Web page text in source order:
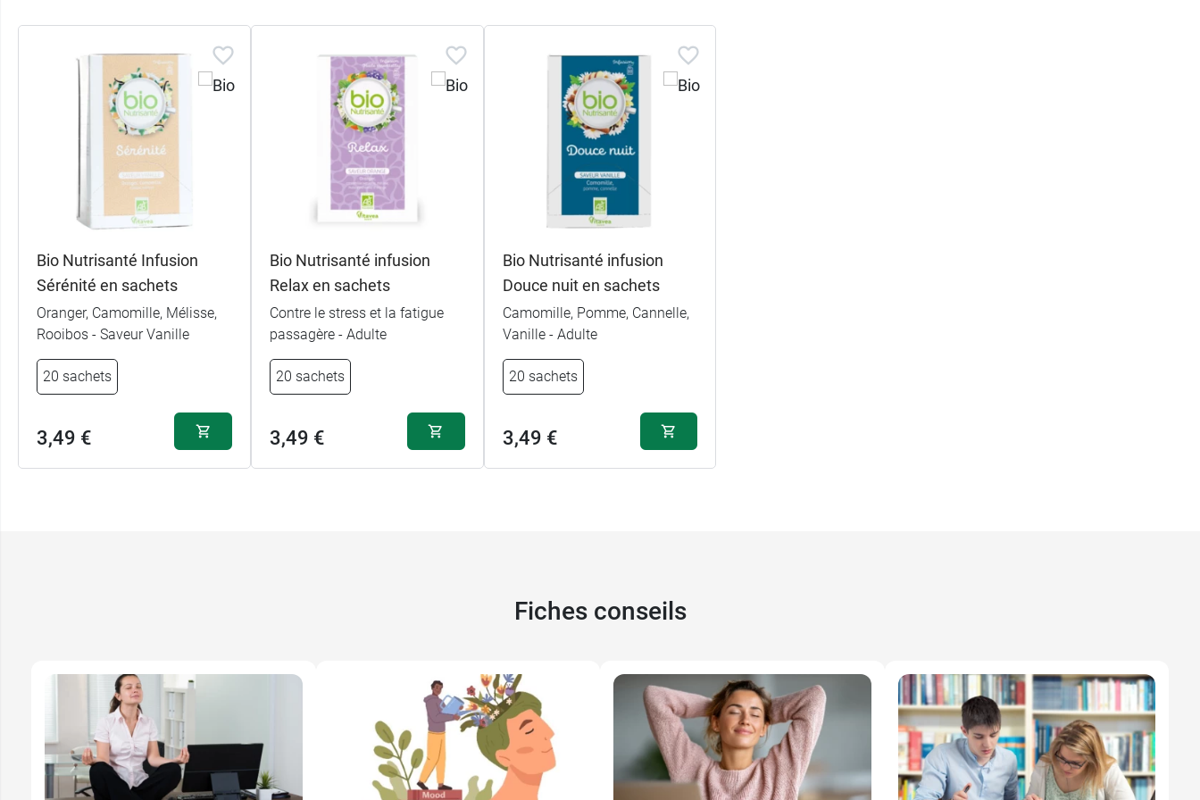
Bio Nutrisanté Infusion
Sérénité en sachets
Oranger, Camomille, Mélisse,
Rooibos - Saveur Vanille
20 sachets
3,49 €
Bio Nutrisanté infusion
Relax en sachets
Contre le stress et la fatigue
passagère - Adulte
20 sachets
3,49 €
Bio Nutrisanté infusion
Douce nuit en sachets
Camomille, Pomme, Cannelle,
Vanille - Adulte
20 sachets
3,49 €
Fiches conseils